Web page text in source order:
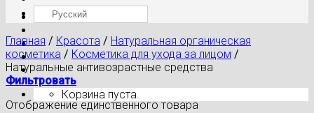
Где моя посылка?
Корзина пуста.
Русский
Главная / Красота / Натуральная органическая
косметика / Косметика для ухода за лицом /
Натуральные антивозрастные средства
Фильтровать
Отображение единственного товара